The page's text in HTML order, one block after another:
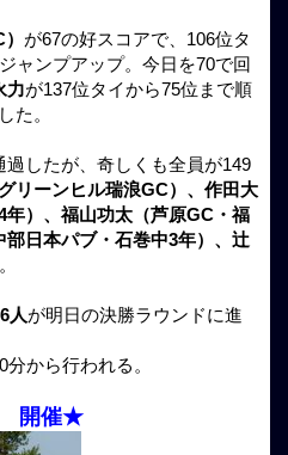
が67の好スコアで、106位タ
ャンプアップ。今日を70で回
力が137位タイから75位まで順
た。
したが、奇しくも全員が149
リーンヒル瑞浪GC）、作田大
）、福山功太（芦原GC・福
日本パブ・石巻中3年）、辻
人が明日の決勝ラウンドに進
から行われる。
開催★